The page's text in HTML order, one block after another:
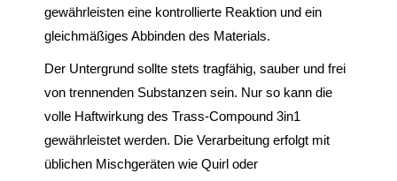
gewährleisten eine kontrollierte Reaktion und ein
gleichmäßiges Abbinden des Materials.
Der Untergrund sollte stets tragfähig, sauber und frei
von trennenden Substanzen sein. Nur so kann die
volle Haftwirkung des Trass-Compound 3in1
gewährleistet werden. Die Verarbeitung erfolgt mit
üblichen Mischgeräten wie Quirl oder